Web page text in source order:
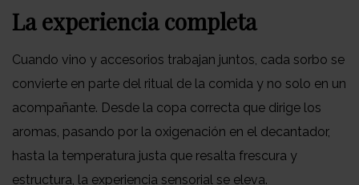
La experiencia completa
Cuando vino y accesorios trabajan juntos, cada sorbo se
convierte en parte del ritual de la comida y no solo en un
acompañante. Desde la copa correcta que dirige los
aromas, pasando por la oxigenación en el decantador,
hasta la temperatura justa que resalta frescura y
estructura, la experiencia sensorial se eleva.